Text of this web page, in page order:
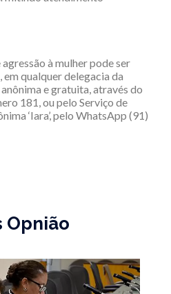
à mulher pode ser
qualquer delegacia da
e gratuita, através do
181, ou pelo Serviço de
‘Iara’, pelo WhatsApp (91)
Opnião